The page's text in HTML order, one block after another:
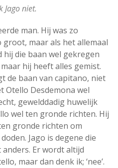
Jago niet.
man. Hij was zo
maar als het allemaal
hij die baan wel gekregen
hij heeft alles gemist.
de baan van capitano, niet
Otello Desdemona wel
gewelddadig huwelijk
wel ten gronde richten. Hij
gronde richten om
Jago is degene die
Er wordt altijd
maar dan denk ik; ‘nee’.